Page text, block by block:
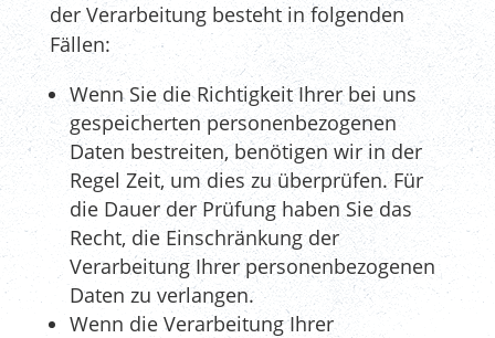
der Verarbeitung besteht in folgenden
Fällen:
Wenn Sie die Richtigkeit Ihrer bei uns
gespeicherten personenbezogenen
Daten bestreiten, benötigen wir in der
Regel Zeit, um dies zu überprüfen. Für
die Dauer der Prüfung haben Sie das
Recht, die Einschränkung der
Verarbeitung Ihrer personenbezogenen
Daten zu verlangen.
Wenn die Verarbeitung Ihrer